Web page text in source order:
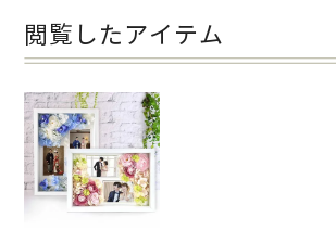
閲覧したアイテム